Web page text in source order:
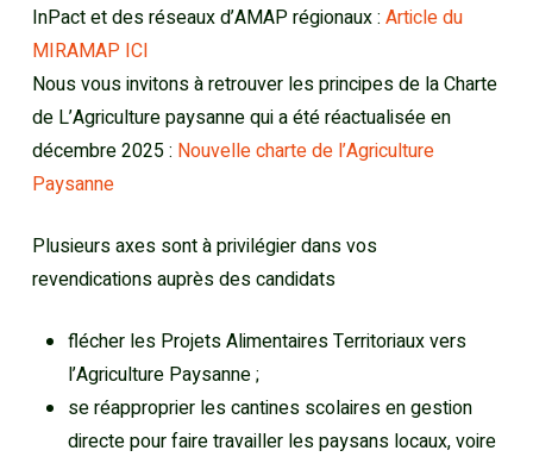
InPact et des réseaux d’AMAP régionaux : Article du
MIRAMAP ICI
Nous vous invitons à retrouver les principes de la Charte
de L’Agriculture paysanne qui a été réactualisée en
décembre 2025 : Nouvelle charte de l’Agriculture
Paysanne
Plusieurs axes sont à privilégier dans vos
revendications auprès des candidats
flécher les Projets Alimentaires Territoriaux vers
l’Agriculture Paysanne ;
se réapproprier les cantines scolaires en gestion
directe pour faire travailler les paysans locaux, voire